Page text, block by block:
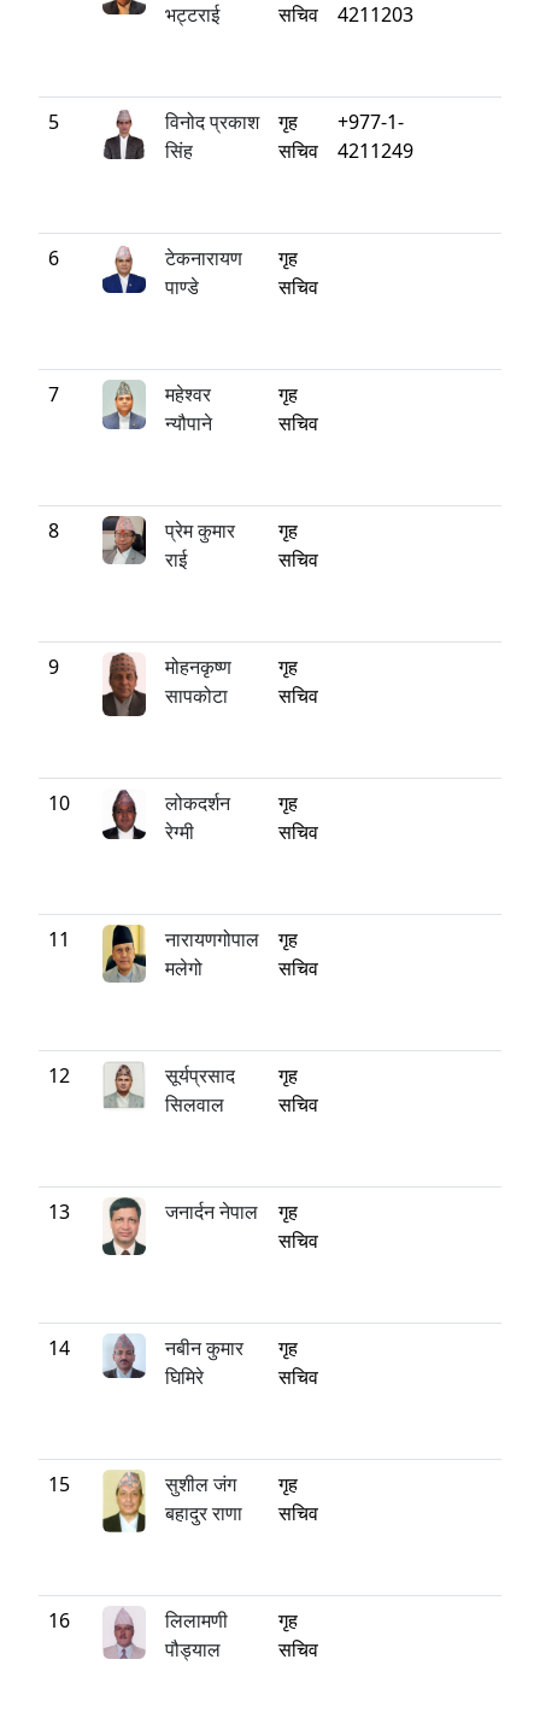
भट्टराई
सचिव
4211203
5
विनोद प्रकाश
सिंह
गृह
सचिव
+977-1-
4211249
6
टेकनारायण
पाण्डे
गृह
सचिव
7
महेश्‍वर
न्यौपाने
गृह
सचिव
8
प्रेम कुमार
राई
गृह
सचिव
9
मोहनकृष्ण
सापकोटा
गृह
सचिव
10
लोकदर्शन
रेग्मी
गृह
सचिव
11
नारायणगोपाल
मलेगो
गृह
सचिव
12
सूर्यप्रसाद
सिलवाल
गृह
सचिव
13 जनार्दन नेपाल
गृह
सचिव
14
नबीन कुमार
घिमिरे
गृह
सचिव
15
सुशील जंग
बहादुर राणा
गृह
सचिव
16
लिलामणी
पौड्याल
गृह
सचिव